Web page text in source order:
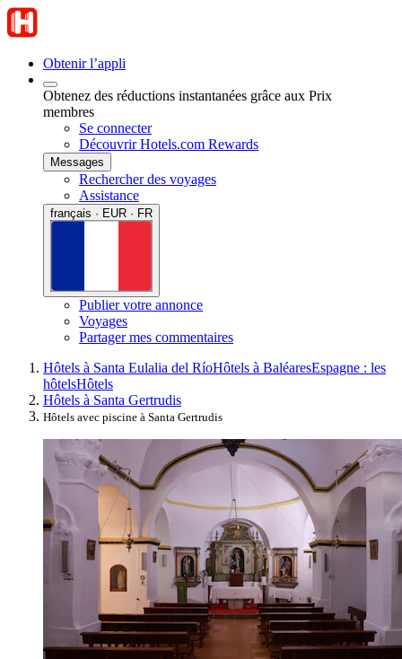
Obtenir l’appli
Obtenez des réductions instantanées grâce aux Prix
membres
Se connecter
Découvrir Hotels.com Rewards
Messages
Rechercher des voyages
Assistance
français · EUR · FR
Publier votre annonce
Voyages
Partager mes commentaires
Hôtels à Santa Eulalia del RíoHôtels à BaléaresEspagne : les
hôtelsHôtels
Hôtels à Santa Gertrudis
Hôtels avec piscine à Santa Gertrudis